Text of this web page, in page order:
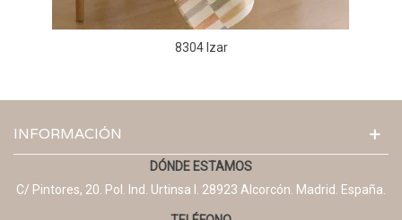
8304 Izar
INFORMACIÓN
DÓNDE ESTAMOS
C/ Pintores, 20. Pol. Ind. Urtinsa I. 28923 Alcorcón. Madrid. España.